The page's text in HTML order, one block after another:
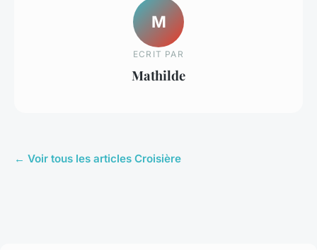
M
ECRIT PAR
Mathilde
← Voir tous les articles Croisière